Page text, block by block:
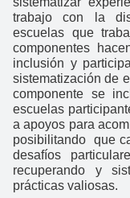
trabajo con la
escuelas que
componentes
inclusión y
sistematización de
componente se
escuelas
a apoyos para
posibilitando que
desafíos
recuperando y
prácticas valiosas.